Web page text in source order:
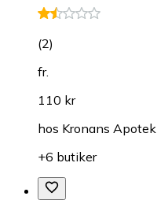
(2)
fr.
110 kr
hos Kronans Apotek
+6 butiker